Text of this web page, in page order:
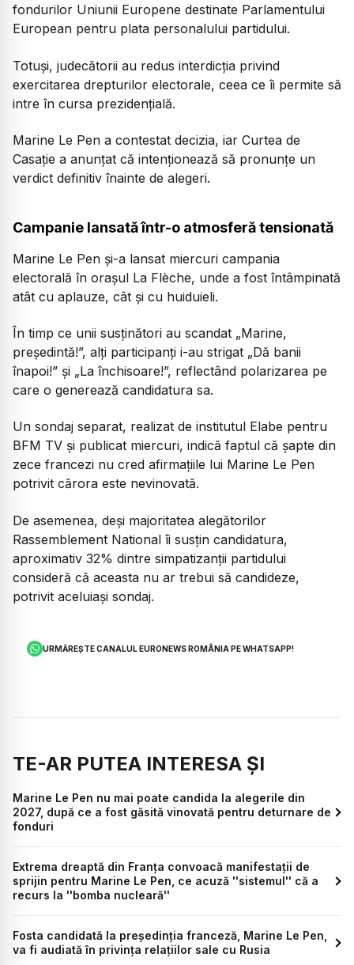
fondurilor Uniunii Europene destinate Parlamentului
European pentru plata personalului partidului.
Totuși, judecătorii au redus interdicția privind
exercitarea drepturilor electorale, ceea ce îi permite să
intre în cursa prezidențială.
Marine Le Pen a contestat decizia, iar Curtea de
Casație a anunțat că intenționează să pronunțe un
verdict definitiv înainte de alegeri.
Campanie lansată într-o atmosferă tensionată
Marine Le Pen și-a lansat miercuri campania
electorală în orașul La Flèche, unde a fost întâmpinată
atât cu aplauze, cât și cu huiduieli.
În timp ce unii susținători au scandat „Marine,
președintă!”, alți participanți i-au strigat „Dă banii
înapoi!” și „La închisoare!”, reflectând polarizarea pe
care o generează candidatura sa.
Un sondaj separat, realizat de institutul Elabe pentru
BFM TV și publicat miercuri, indică faptul că șapte din
zece francezi nu cred afirmațiile lui Marine Le Pen
potrivit cărora este nevinovată.
De asemenea, deși majoritatea alegătorilor
Rassemblement National îi susțin candidatura,
aproximativ 32% dintre simpatizanții partidului
consideră că aceasta nu ar trebui să candideze,
potrivit aceluiași sondaj.
URMĂREȘTE CANALUL EURONEWS ROMÂNIA PE WHATSAPP!
TE-AR PUTEA INTERESA ȘI
Marine Le Pen nu mai poate candida la alegerile din
2027, după ce a fost găsită vinovată pentru deturnare de
fonduri
Extrema dreaptă din Franța convoacă manifestații de
sprijin pentru Marine Le Pen, ce acuză ''sistemul'' că a
recurs la ''bomba nucleară''
Fosta candidată la președinția franceză, Marine Le Pen,
va fi audiată în privinţa relaţiilor sale cu Rusia